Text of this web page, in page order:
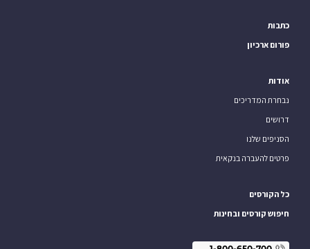
כתבות
פורום ארכיון
אודות
נבחרת המדריכים
דרושים
הסניפים שלנו
פרטים להעברה בנקאית
כל הקורסים
חיפוש קורסים ובחינות